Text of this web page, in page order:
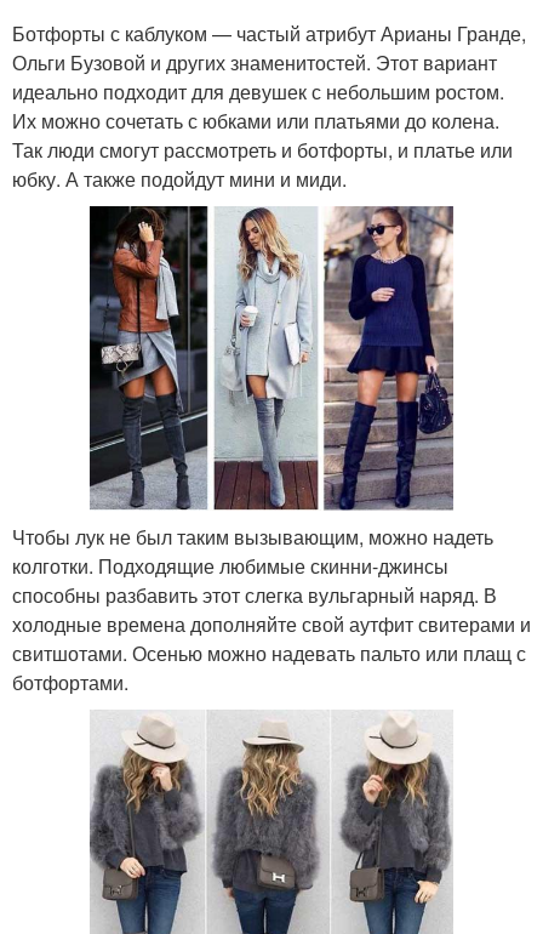
Ботфорты с каблуком — частый атрибут Арианы Гранде,
Ольги Бузовой и других знаменитостей. Этот вариант
идеально подходит для девушек с небольшим ростом.
Их можно сочетать с юбками или платьями до колена.
Так люди смогут рассмотреть и ботфорты, и платье или
юбку. А также подойдут мини и миди.
Чтобы лук не был таким вызывающим, можно надеть
колготки. Подходящие любимые скинни-джинсы
способны разбавить этот слегка вульгарный наряд. В
холодные времена дополняйте свой аутфит свитерами и
свитшотами. Осенью можно надевать пальто или плащ с
ботфортами.